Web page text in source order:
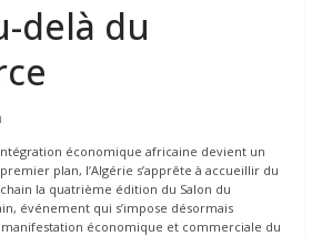
delà du
économique africaine devient un
plan, l’Algérie s’apprête à accueillir du
la quatrième édition du Salon du
événement qui s’impose désormais
économique et commerciale du